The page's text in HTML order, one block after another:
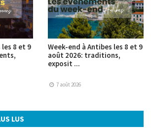
les 8 et 9
Week-end à Antibes les 8 et 9
août 2026: traditions,
exposit ...
7 août 2026
LUS